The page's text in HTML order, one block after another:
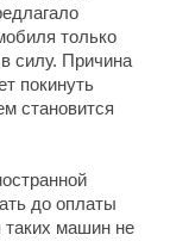
только
силу. Причина
покинуть
становится
до оплаты
машин не